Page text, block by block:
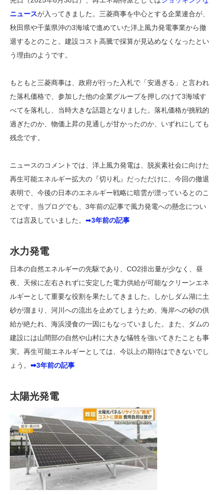
ニュースが入ってきました。三菱商事を中心とする企業連合が、
秋田県や千葉県沖の3海域で進めていた洋上風力発電事業から撤
退するとのこと。建設コスト高騰で採算が見込めなくなったとい
う理由のようです。
もともと三菱商事は、政府が行った入札で「安過ぎる」と言われ
た落札価格で、参加した他の企業グループを押しのけて3海域す
べてを落札し、当時大きな話題となりました。落札価格が挑戦的
過ぎたのか、物価上昇の見通しが甘かったのか、いずれにしても
残念です。
ニュースのコメントでは、洋上風力発電は、脱炭素社会に向けた
再生可能エネルギー拡大の『切り札』だっただけに、今回の撤退
表明で、今後の日本のエネルギー戦略に暗雲が漂っているとのこ
とです。当ブログでも、3年前の記事で風力発電への懸念につい
ては言及していました。 ➡3年前の記事
水力発電
日本の自然エネルギーの先駆であり、CO2排出量が少なく、昼
夜、天候に左右されずに安定した電力供給が可能なクリーンエネ
ルギーとして重要な役割を果たしてきました。しかしダム湖に土
砂が溜まり、河川への流出を止めてしまうため、海岸への砂の供
給が絶たれ、海浜浸食の一因にもなっていました。また、ダムの
建設には山間部の自然や山村に大きな犠牲を強いてきたことも事
実。再生可能エネルギーとしては、今以上の期待はできないでし
ょう。 ➡3年前の記事
太陽光発電